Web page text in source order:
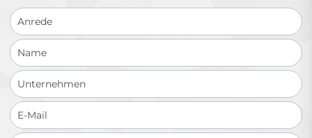
Schnellkontakt